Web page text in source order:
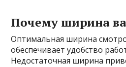
Почему ширина
Оптимальная ширина
обеспечивает удобство
Недостаточная ширина